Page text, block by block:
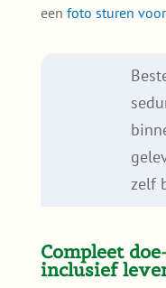
een foto sturen
zelf
Compleet
inclusief